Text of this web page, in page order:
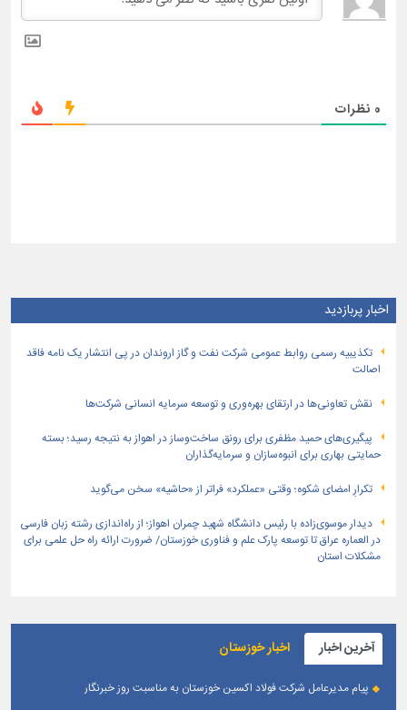
0 نظرات
اخبار پربازدید
تكذیبیه رسمی روابط عمومی شركت نفت و گاز اروندان در پی انتشار یک نامه فاقد
اصالت
نقش تعاونی‌ها در ارتقای بهره‌وری و توسعه سرمایه انسانی شرکت‌ها
پیگیری‌های حمید مظفری برای رونق ساخت‌وساز در اهواز به نتیجه رسید؛ بسته
حمایتی بهاری برای انبوه‌سازان و سرمایه‌گذاران
تکرارِ امضای شکوه؛ وقتی «عملکرد» فراتر از «حاشیه» سخن می‌گوید
دیدار موسوی‌زاده با رئیس دانشگاه شهید چمران اهواز؛ از راه‌اندازی رشته زبان فارسی
در العماره عراق تا توسعه پارک علم و فناوری خوزستان/ ضرورت ارائه راه حل علمی برای
مشکلات استان
آخرین اخبار اخبار خوزستان
پیام مدیرعامل شرکت فولاد اکسین خوزستان به مناسبت روز خبرنگار